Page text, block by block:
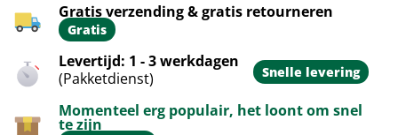
Gratis verzending & gratis retourneren
Gratis
Levertijd: 1 - 3 werkdagen
(Pakketdienst)
Snelle levering
Momenteel erg populair, het loont om snel
te zijn